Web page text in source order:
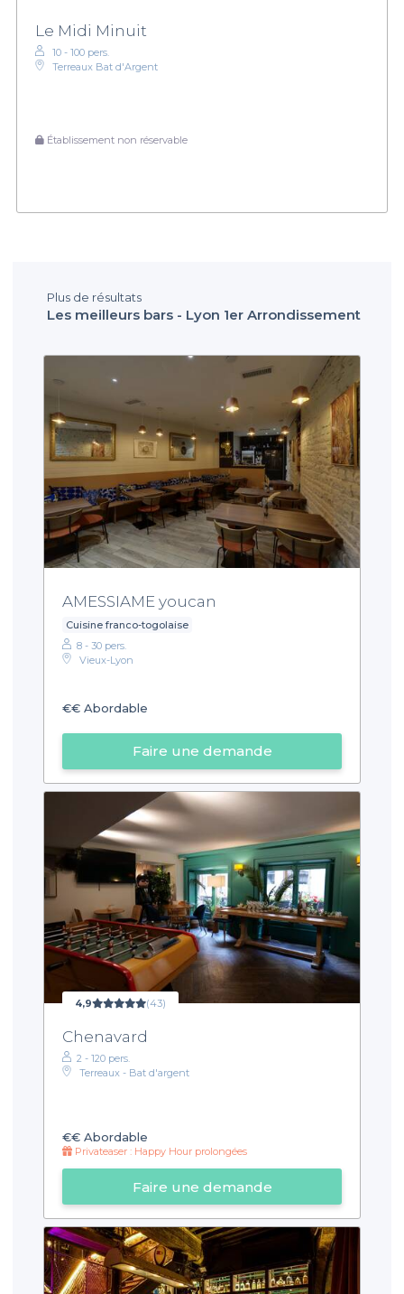
Le Midi Minuit
10 - 100 pers.
Terreaux Bat d'Argent
Établissement non réservable
Plus de résultats
Les meilleurs bars - Lyon 1er Arrondissement
AMESSIAME youcan
Cuisine franco-togolaise
8 - 30 pers.
Vieux-Lyon
€€ Abordable
Faire une demande
4,9 (43)
Chenavard
2 - 120 pers.
Terreaux - Bat d'argent
€€ Abordable
Privateaser : Happy Hour prolongées
Faire une demande